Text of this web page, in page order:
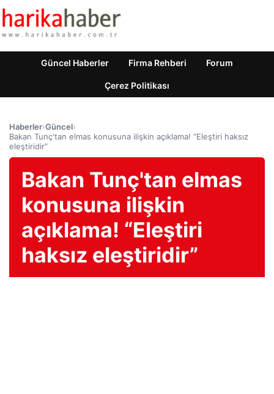
Güncel Haberler Firma Rehberi Forum
Çerez Politikası
Haberler›Güncel›
Bakan Tunç'tan elmas konusuna ilişkin açıklama! “Eleştiri haksız
eleştiridir”
Bakan Tunç'tan elmas
konusuna ilişkin
açıklama! “Eleştiri
haksız eleştiridir”